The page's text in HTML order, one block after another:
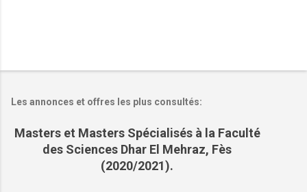
Les annonces et offres les plus consultés:
Masters et Masters Spécialisés à la Faculté
des Sciences Dhar El Mehraz, Fès
(2020/2021).